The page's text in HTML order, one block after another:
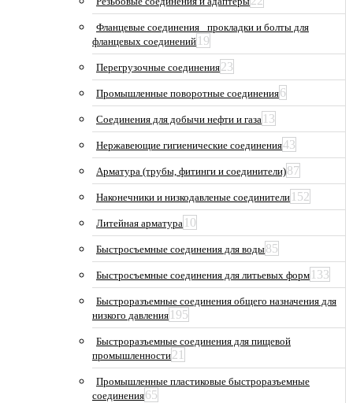
Фланцевые соединения_ прокладки и болты для
фланцевых соединений 19
Перегрузочные соединения23
Промышленные поворотные соединения6
Соединения для добычи нефти и газа 13
Нержавеющие гигиенические соединения43
Арматура (трубы, фитинги и соединители)87
Наконечники и низкодавленые соединители 152
Литейная арматура 10
Быстросъемные соединения для воды85
Быстросъемные соединения для литьевых форм 133
Быстроразъемные соединения общего назначения для
низкого давления 195
Быстроразъемные соединения для пищевой
промышленности21
Промышленные пластиковые быстроразъемные
соединения65